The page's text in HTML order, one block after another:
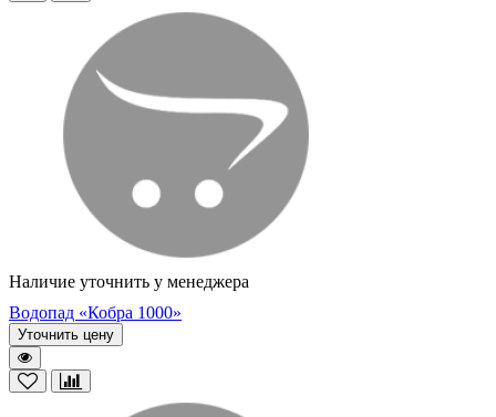
Наличие уточнить у менеджера
Водопад «Кобра 1000»
Уточнить цену